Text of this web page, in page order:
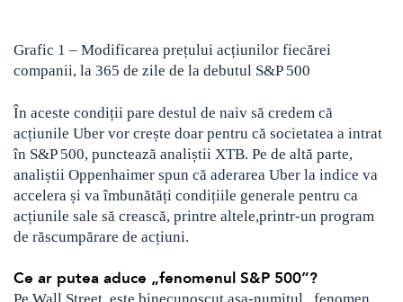
Grafic 1 – Modificarea prețului acțiunilor fiecărei
companii, la 365 de zile de la debutul S&P 500
În aceste condiții pare destul de naiv să credem că
acțiunile Uber vor crește doar pentru că societatea a intrat
în S&P 500, punctează analiștii XTB. Pe de altă parte,
analiștii Oppenhaimer spun că aderarea Uber la indice va
accelera și va îmbunătăți condițiile generale pentru ca
acțiunile sale să crească, printre altele,printr-un program
de răscumpărare de acțiuni.
Ce ar putea aduce „fenomenul S&P 500”?